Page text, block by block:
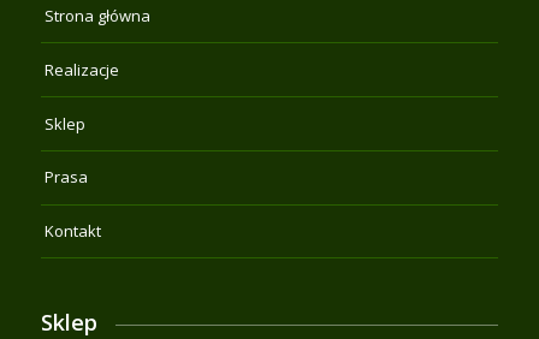
Strona główna
Realizacje
Sklep
Prasa
Kontakt
Sklep